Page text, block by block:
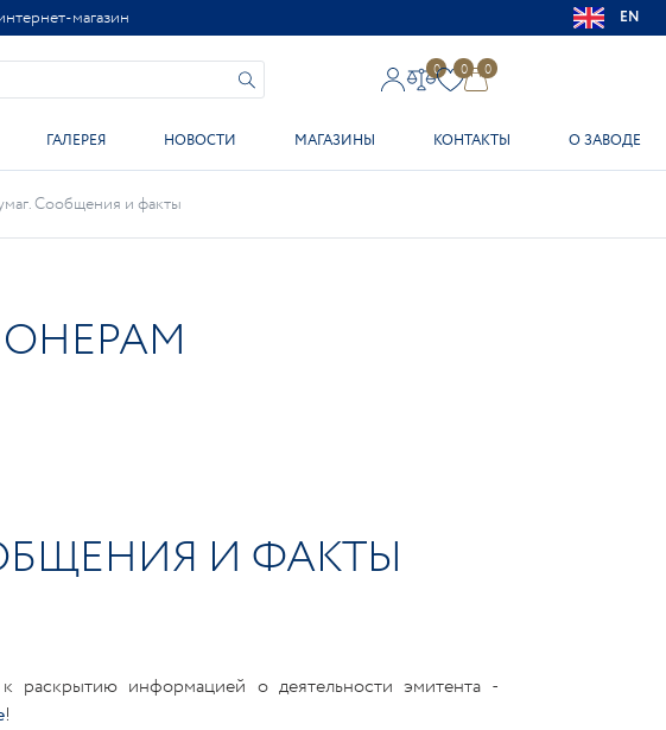
магазин EN
0 0 0
ГАЛЕРЕЯ НОВОСТИ МАГАЗИНЫ КОНТАКТЫ О ЗАВОДЕ
Сообщения и факты
И ФАКТЫ
раскрытию информацией о деятельности эмитента -
!